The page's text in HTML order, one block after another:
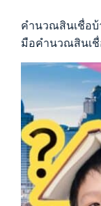
คำนวณสินเชื่อบ้
มือคำนวณสินเ